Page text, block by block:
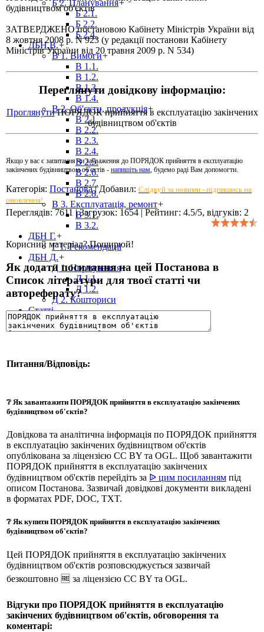
Б 2. Планування+
Б 2.1.
Б 2.2.
Б 2.4.
ДБН В.+
В 1. Вимоги+
В 1.1.
В 1.2.
В 1.3.
В 1.4.
В 2. Об'єкти, продукція+
В 2.1.
В 2.2.
В 2.3.
В 2.4.
В 2.5.
В 2.6.
В 2.7.
В 2.8.
В 3. Експлуатація, ремонт+
В 3.1.
В 3.2.
ДБН Г.+
Г 1. Рекомендації
ДБН Д.+
Д 1. Нормування+
Д 1.1.
Д 1.2.
Д 2. Кошториси
Статті
Абетка
будівництвом об'єктів
ЗАТВЕРДЖЕНО постановою Кабінету Міністрів України від
8 жовтня 2008 р. N 923 (у редакції постанови Кабінету
Міністрів України від 20 травня 2009 р. N 534)
Переглянути довідкову інформацію:
ПроглянутиПОРЯДОК прийняття в експлуатацію закінчених
будівництвом об'єктів
Якщо у вас є запитання чи зауваження до ПОРЯДОК прийняття в експлуатацію
закінчених будівництвом об'єктів - напишіть нам, будемо раді Вам допомогти.
Категорія: Постанова|Добавил: Слідкуй за новими - підпишись на
оновлення!
Переглядів: 7611 |Загрузок: 1654 | Рейтинг: 4.5/5, відгуків: 2
Корисний матеріал? Поширюй!
Як додати посилання на цей Постанова в
Список літератури для твоєї статті чи
автореферату?
Питання/Відповідь:
❔ Як завантажити ПОРЯДОК прийняття в експлуатацію закінчених
будівництвом об'єктів?
Довідкова та аналітична інформація по ПОРЯДОК прийняття
в експлуатацію закінчених будівництвом об'єктів
опублікована за ліцензією CC BY та OGL. Щоб завантажити
ПОРЯДОК прийняття в експлуатацію закінчених
будівництвом об'єктів перейдіть за ᐉ цим посиланням під
описом Постанова. Зазвичай довідкові документи викладені
в форматах PDF, DOC, TXT.
❔ Як купити ПОРЯДОК прийняття в експлуатацію закінчених
будівництвом об'єктів?
Цей ПОРЯДОК прийняття в експлуатацію закінчених
будівництвом об'єктів розповсюджується зазвичай
безкоштовно 🆓 за ліцензією CC BY та OGL.
Відгуки про ПОРЯДОК прийняття в експлуатацію
закінчених будівництвом об'єктів, обговорення та
коментарі: